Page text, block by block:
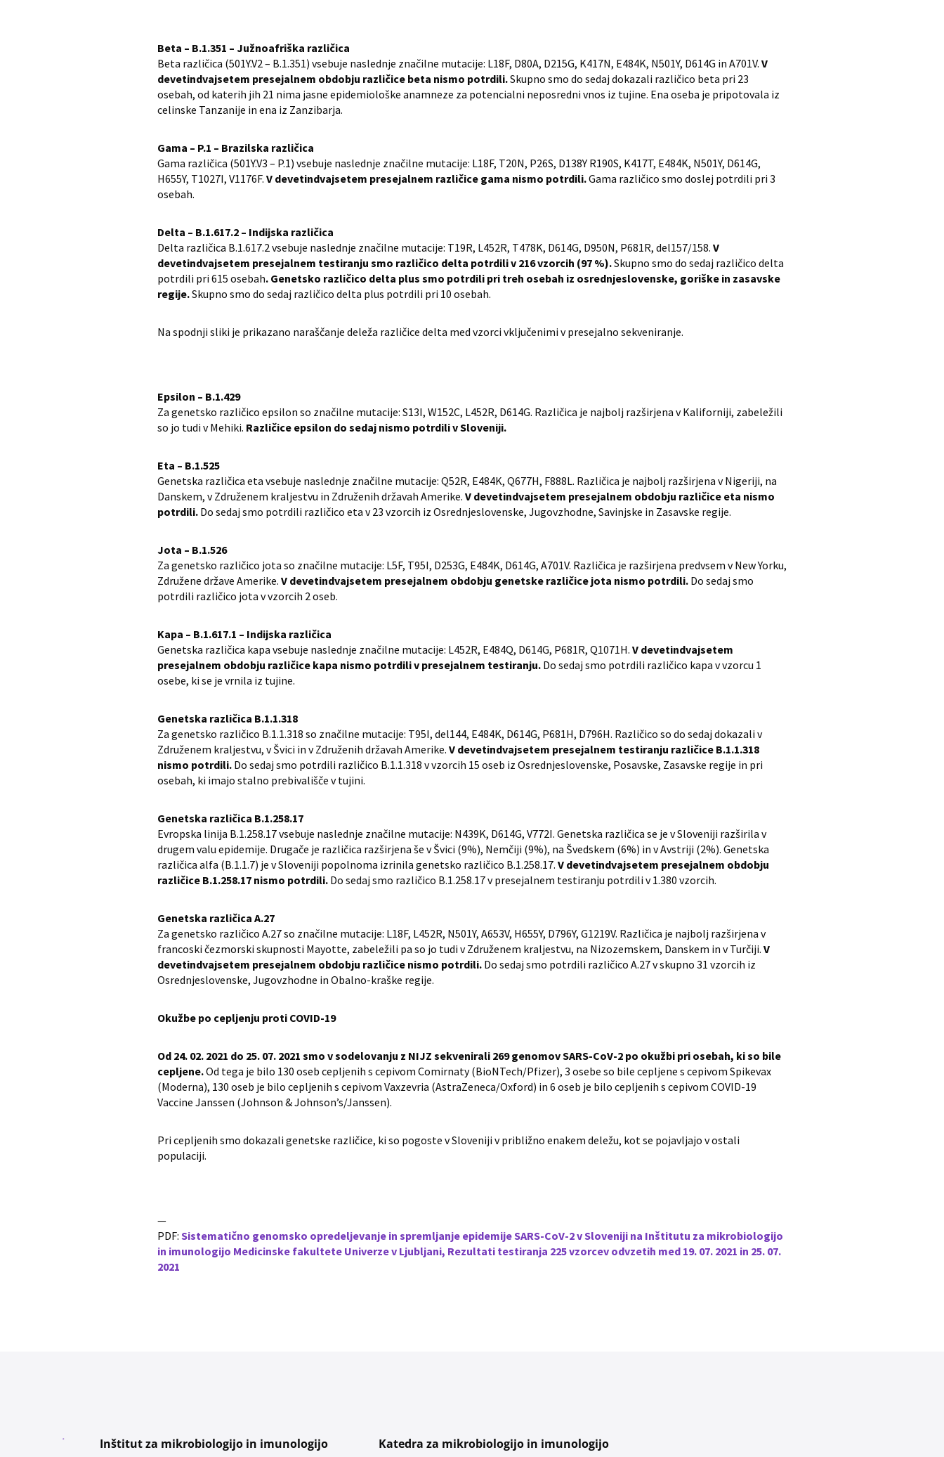
Beta – B.1.351 – Južnoafriška različica
Beta različica (501Y.V2 – B.1.351) vsebuje naslednje značilne mutacije: L18F, D80A, D215G, K417N, E484K, N501Y, D614G in A701V. V
devetindvajsetem presejalnem obdobju različice beta nismo potrdili.Skupno smo do sedaj dokazali različico beta pri 23
osebah, od katerih jih 21 nima jasne epidemiološke anamneze za potencialni neposredni vnos iz tujine. Ena oseba je pripotovala iz
celinske Tanzanije in ena iz Zanzibarja.
Gama – P.1 – Brazilska različica
Gama različica (501Y.V3 – P.1) vsebuje naslednje značilne mutacije: L18F, T20N, P26S, D138Y R190S, K417T, E484K, N501Y, D614G,
H655Y, T1027I, V1176F. V devetindvajsetem presejalnem različice gama nismo potrdili.Gama različico smo doslej potrdili pri 3
osebah.
Delta – B.1.617.2 – Indijska različica
Delta različica B.1.617.2 vsebuje naslednje značilne mutacije: T19R, L452R, T478K, D614G, D950N, P681R, del157/158. V
devetindvajsetem presejalnem testiranju smo različico delta potrdili v 216 vzorcih (97 %).Skupno smo do sedaj različico delta
potrdili pri 615 osebah. Genetsko različico delta plus smo potrdili pri treh osebah iz osrednjeslovenske, goriške in zasavske
regije.Skupno smo do sedaj različico delta plus potrdili pri 10 osebah.
Na spodnji sliki je prikazano naraščanje deleža različice delta med vzorci vključenimi v presejalno sekveniranje.
Epsilon – B.1.429
Za genetsko različico epsilon so značilne mutacije: S13I, W152C, L452R, D614G. Različica je najbolj razširjena v Kaliforniji, zabeležili
so jo tudi v Mehiki. Različice epsilon do sedaj nismo potrdili v Sloveniji.
Eta – B.1.525
Genetska različica eta vsebuje naslednje značilne mutacije: Q52R, E484K, Q677H, F888L. Različica je najbolj razširjena v Nigeriji, na
Danskem, v Združenem kraljestvu in Združenih državah Amerike. V devetindvajsetem presejalnem obdobju različice eta nismo
potrdili. Do sedaj smo potrdili različico eta v 23 vzorcih iz Osrednjeslovenske, Jugovzhodne, Savinjske in Zasavske regije.
Jota – B.1.526
Za genetsko različico jota so značilne mutacije: L5F, T95I, D253G, E484K, D614G, A701V. Različica je razširjena predvsem v New Yorku,
Združene države Amerike. V devetindvajsetem presejalnem obdobju genetske različice jota nismo potrdili. Do sedaj smo
potrdili različico jota v vzorcih 2 oseb.
Kapa – B.1.617.1 – Indijska različica
Genetska različica kapa vsebuje naslednje značilne mutacije: L452R, E484Q, D614G, P681R, Q1071H. V devetindvajsetem
presejalnem obdobju različice kapa nismo potrdili v presejalnem testiranju. Do sedaj smo potrdili različico kapa v vzorcu 1
osebe, ki se je vrnila iz tujine.
Genetska različica B.1.1.318
Za genetsko različico B.1.1.318 so značilne mutacije: T95I, del144, E484K, D614G, P681H, D796H. Različico so do sedaj dokazali v
Združenem kraljestvu, v Švici in v Združenih državah Amerike. V devetindvajsetem presejalnem testiranju različice B.1.1.318
nismo potrdili. Do sedaj smo potrdili različico B.1.1.318 v vzorcih 15 oseb iz Osrednjeslovenske, Posavske, Zasavske regije in pri
osebah, ki imajo stalno prebivališče v tujini.
Genetska različica B.1.258.17
Evropska linija B.1.258.17 vsebuje naslednje značilne mutacije: N439K, D614G, V772I. Genetska različica se je v Sloveniji razširila v
drugem valu epidemije. Drugače je različica razširjena še v Švici (9%), Nemčiji (9%), na Švedskem (6%) in v Avstriji (2%). Genetska
različica alfa (B.1.1.7) je v Sloveniji popolnoma izrinila genetsko različico B.1.258.17. V devetindvajsetem presejalnem obdobju
različice B.1.258.17 nismo potrdili. Do sedaj smo različico B.1.258.17 v presejalnem testiranju potrdili v 1.380 vzorcih.
Genetska različica A.27
Za genetsko različico A.27 so značilne mutacije: L18F, L452R, N501Y, A653V, H655Y, D796Y, G1219V. Različica je najbolj razširjena v
francoski čezmorski skupnosti Mayotte, zabeležili pa so jo tudi v Združenem kraljestvu, na Nizozemskem, Danskem in v Turčiji. V
devetindvajsetem presejalnem obdobju različice nismo potrdili. Do sedaj smo potrdili različico A.27 v skupno 31 vzorcih iz
Osrednjeslovenske, Jugovzhodne in Obalno-kraške regije.
Okužbe po cepljenju proti COVID-19
Od 24. 02. 2021 do 25. 07. 2021 smo v sodelovanju z NIJZ sekvenirali 269 genomov SARS-CoV-2 po okužbi pri osebah, ki so bile
cepljene.Od tega je bilo 130 oseb cepljenih s cepivom Comirnaty (BioNTech/Pfizer), 3 osebe so bile cepljene s cepivom Spikevax
(Moderna), 130 oseb je bilo cepljenih s cepivom Vaxzevria (AstraZeneca/Oxford) in 6 oseb je bilo cepljenih s cepivom COVID-19
Vaccine Janssen (Johnson & Johnson’s/Janssen).
Pri cepljenih smo dokazali genetske različice, ki so pogoste v Sloveniji v približno enakem deležu, kot se pojavljajo v ostali
populaciji.
—
PDF: Sistematično genomsko opredeljevanje in spremljanje epidemije SARS-CoV-2 v Sloveniji na Inštitutu za mikrobiologijo
in imunologijo Medicinske fakultete Univerze v Ljubljani, Rezultati testiranja 225 vzorcev odvzetih med 19. 07. 2021 in 25. 07.
2021
Inštitut za mikrobiologijo in imunologijo Katedra za mikrobiologijo in imunologijo